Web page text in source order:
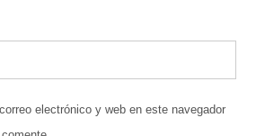
electrónico y web en este navegador